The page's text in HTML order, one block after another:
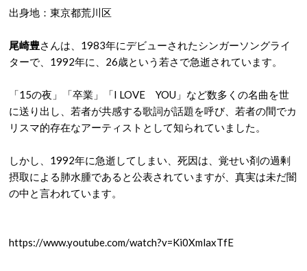
出身地：東京都荒川区
尾崎豊さんは、1983年にデビューされたシンガーソングライ
ターで、1992年に、26歳という若さで急逝されています。
「15の夜」「卒業」「I LOVE YOU」など数多くの名曲を世
に送り出し、若者が共感する歌詞が話題を呼び、若者の間でカ
リスマ的存在なアーティストとして知られていました。
しかし、1992年に急逝してしまい、死因は、覚せい剤の過剰
摂取による肺水腫であると公表されていますが、真実は未だ闇
の中と言われています。
https://www.youtube.com/watch?v=Ki0XmlaxTfE